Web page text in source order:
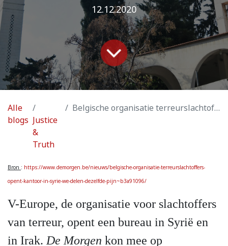
12.12.2020
Alle
blogs Justice
&
Truth
Belgische organisatie terreurslachtoffers opent kantoor in Syrië: ‘We delen dezelfde pijn’
Bron : https://www.demorgen.be/nieuws/belgische-organisatie-terreurslachtoffers-
opent-kantoor-in-syrie-we-delen-dezelfde-pijn~b3a91096/
V-Europe, de organisatie voor slachtoffers
van terreur, opent een bureau in Syrië en
in Irak. De Morgen kon mee op